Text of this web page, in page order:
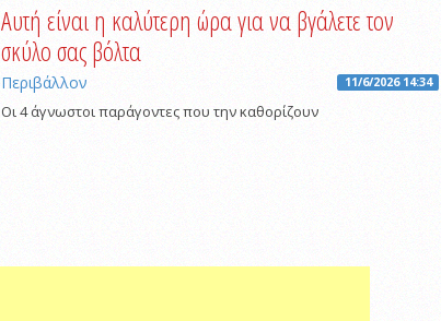
Αυτή είναι η καλύτερη ώρα για να βγάλετε τον
σκύλο σας βόλτα
Περιβάλλον 11/6/2026 14:34
Οι 4 άγνωστοι παράγοντες που την καθορίζουν